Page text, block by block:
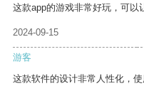
这款app的游戏非常好玩，可以
2024-09-15
游客
这款软件的设计非常人性化，使